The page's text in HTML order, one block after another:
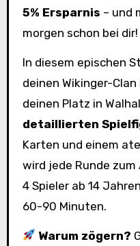
5% Ersparnis – und
morgen schon bei dir!
In diesem epischen
deinen Wikinger-
deinen Platz in
detaillierten
Karten und einem
wird jede Runde
4 Spieler ab 14
60-90 Minuten.
Warum zögern?